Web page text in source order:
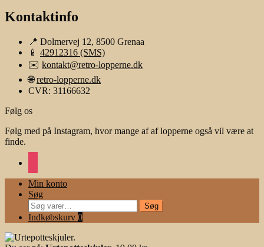
Kontaktinfo
📍 Dolmervej 12, 8500 Grenaa
📱 42912316 (SMS)
✉️ kontakt@retro-lopperne.dk
🌐retro-lopperne.dk
CVR: 31166632
Følg os
Følg med på Instagram, hvor mange af af lopperne også vil være at
finde.
Min konto
Søg
Søg
efter:
Søg
Indkøbskurv 0